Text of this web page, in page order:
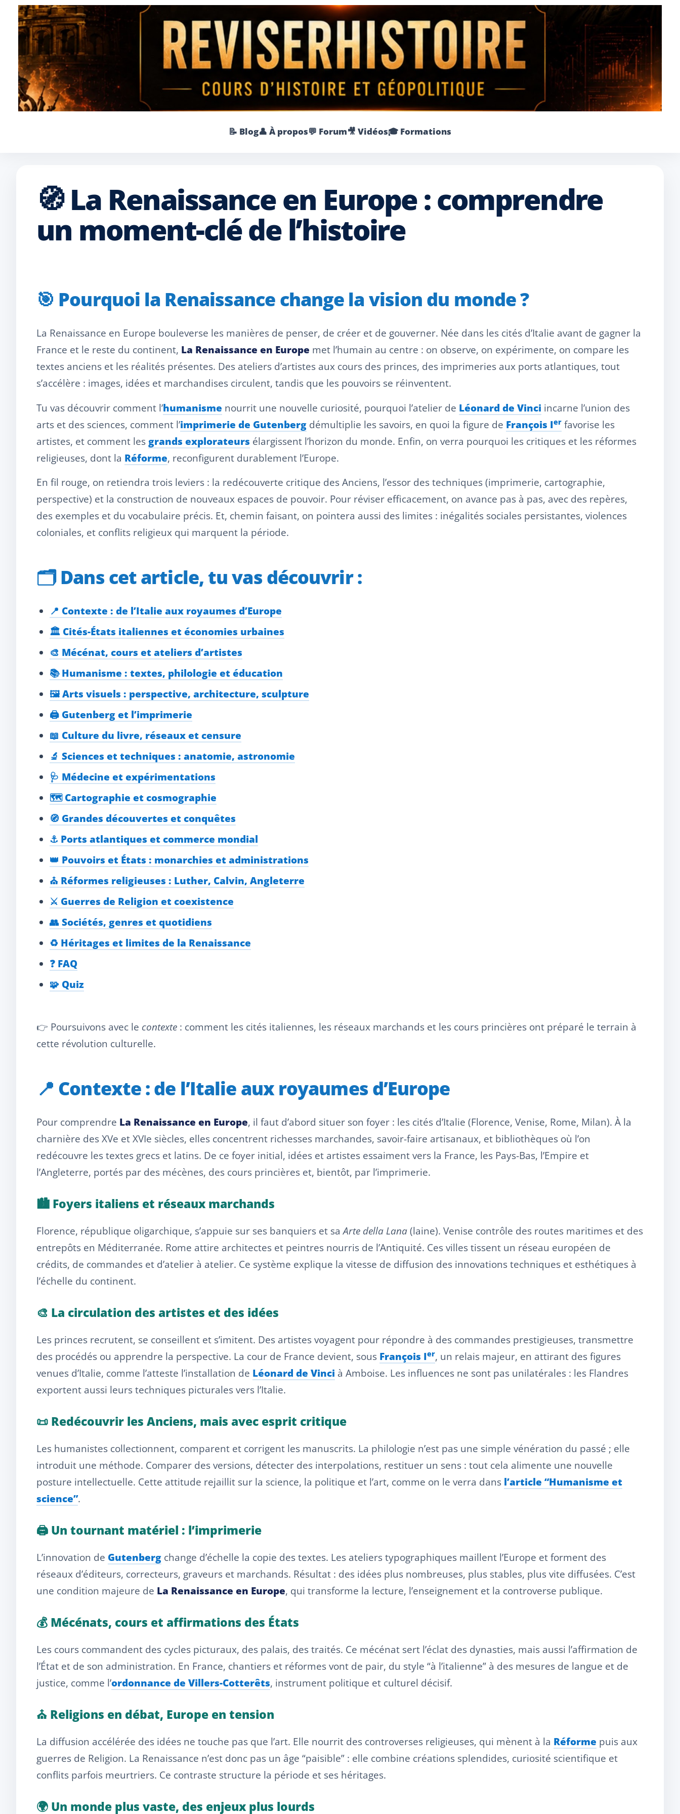
📝 Blog👤 À propos💬 Forum🎥 Vidéos🎓 Formations
🧭 La Renaissance en Europe : comprendre
un moment-clé de l’histoire
🎯 Pourquoi la Renaissance change la vision du monde ?
La Renaissance en Europe bouleverse les manières de penser, de créer et de gouverner. Née dans les cités d’Italie avant de gagner la
France et le reste du continent, La Renaissance en Europe met l’humain au centre : on observe, on expérimente, on compare les
textes anciens et les réalités présentes. Des ateliers d’artistes aux cours des princes, des imprimeries aux ports atlantiques, tout
s’accélère : images, idées et marchandises circulent, tandis que les pouvoirs se réinventent.
Tu vas découvrir comment l’humanisme nourrit une nouvelle curiosité, pourquoi l’atelier de Léonard de Vinci incarne l’union des
arts et des sciences, comment l’imprimerie de Gutenberg démultiplie les savoirs, en quoi la figure de François Ier favorise les
artistes, et comment les grands explorateurs élargissent l’horizon du monde. Enfin, on verra pourquoi les critiques et les réformes
religieuses, dont la Réforme, reconfigurent durablement l’Europe.
En fil rouge, on retiendra trois leviers : la redécouverte critique des Anciens, l’essor des techniques (imprimerie, cartographie,
perspective) et la construction de nouveaux espaces de pouvoir. Pour réviser efficacement, on avance pas à pas, avec des repères,
des exemples et du vocabulaire précis. Et, chemin faisant, on pointera aussi des limites : inégalités sociales persistantes, violences
coloniales, et conflits religieux qui marquent la période.
🗂️Dans cet article, tu vas découvrir :
📍 Contexte : de l’Italie aux royaumes d’Europe
🏛️ Cités-États italiennes et économies urbaines
🎨 Mécénat, cours et ateliers d’artistes
📚 Humanisme : textes, philologie et éducation
🖼️ Arts visuels : perspective, architecture, sculpture
🖨️ Gutenberg et l’imprimerie
📖 Culture du livre, réseaux et censure
🔬 Sciences et techniques : anatomie, astronomie
🩺 Médecine et expérimentations
🗺️ Cartographie et cosmographie
🧭 Grandes découvertes et conquêtes
⚓ Ports atlantiques et commerce mondial
👑 Pouvoirs et États : monarchies et administrations
⛪ Réformes religieuses : Luther, Calvin, Angleterre
⚔️ Guerres de Religion et coexistence
👥 Sociétés, genres et quotidiens
♻️ Héritages et limites de la Renaissance
❓ FAQ
🧩 Quiz
👉 Poursuivons avec le contexte : comment les cités italiennes, les réseaux marchands et les cours princières ont préparé le terrain à
cette révolution culturelle.
📍 Contexte : de l’Italie aux royaumes d’Europe
Pour comprendre La Renaissance en Europe, il faut d’abord situer son foyer : les cités d’Italie (Florence, Venise, Rome, Milan). À la
charnière des XVe et XVIe siècles, elles concentrent richesses marchandes, savoir-faire artisanaux, et bibliothèques où l’on
redécouvre les textes grecs et latins. De ce foyer initial, idées et artistes essaiment vers la France, les Pays-Bas, l’Empire et
l’Angleterre, portés par des mécènes, des cours princières et, bientôt, par l’imprimerie.
🏙️ Foyers italiens et réseaux marchands
Florence, république oligarchique, s’appuie sur ses banquiers et saArte della Lana (laine). Venise contrôle des routes maritimes et des
entrepôts en Méditerranée. Rome attire architectes et peintres nourris de l’Antiquité. Ces villes tissent un réseau européen de
crédits, de commandes et d’atelier à atelier. Ce système explique la vitesse de diffusion des innovations techniques et esthétiques à
l’échelle du continent.
🎨 La circulation des artistes et des idées
Les princes recrutent, se conseillent et s’imitent. Des artistes voyagent pour répondre à des commandes prestigieuses, transmettre
des procédés ou apprendre la perspective. La cour de France devient, sous François Ier, un relais majeur, en attirant des figures
venues d’Italie, comme l’atteste l’installation de Léonard de Vinci à Amboise. Les influences ne sont pas unilatérales : les Flandres
exportent aussi leurs techniques picturales vers l’Italie.
📜 Redécouvrir les Anciens, mais avec esprit critique
Les humanistes collectionnent, comparent et corrigent les manuscrits. La philologie n’est pas une simple vénération du passé ; elle
introduit une méthode. Comparer des versions, détecter des interpolations, restituer un sens : tout cela alimente une nouvelle
posture intellectuelle. Cette attitude rejaillit sur la science, la politique et l’art, comme on le verra dans l’article “Humanisme et
science”.
🖨️ Un tournant matériel : l’imprimerie
L’innovation de Gutenberg change d’échelle la copie des textes. Les ateliers typographiques maillent l’Europe et forment des
réseaux d’éditeurs, correcteurs, graveurs et marchands. Résultat : des idées plus nombreuses, plus stables, plus vite diffusées. C’est
une condition majeure de La Renaissance en Europe, qui transforme la lecture, l’enseignement et la controverse publique.
💰 Mécénats, cours et affirmations des États
Les cours commandent des cycles picturaux, des palais, des traités. Ce mécénat sert l’éclat des dynasties, mais aussi l’affirmation de
l’État et de son administration. En France, chantiers et réformes vont de pair, du style “à l’italienne” à des mesures de langue et de
justice, comme l’ordonnance de Villers-Cotterêts, instrument politique et culturel décisif.
⛪ Religions en débat, Europe en tension
La diffusion accélérée des idées ne touche pas que l’art. Elle nourrit des controverses religieuses, qui mènent à la Réforme puis aux
guerres de Religion. La Renaissance n’est donc pas un âge “paisible” : elle combine créations splendides, curiosité scientifique et
conflits parfois meurtriers. Ce contraste structure la période et ses héritages.
🌍 Un monde plus vaste, des enjeux plus lourds